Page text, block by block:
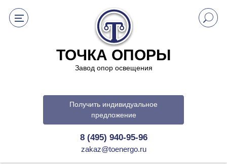
ТОЧКА ОПОРЫ
Завод опор освещения
Получить индивидуальное
предложение
8 (495) 940-95-96
zakaz@toenergo.ru